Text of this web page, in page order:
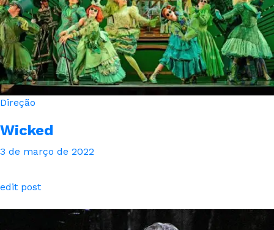
Direção
Wicked
3 de março de 2022
edit post